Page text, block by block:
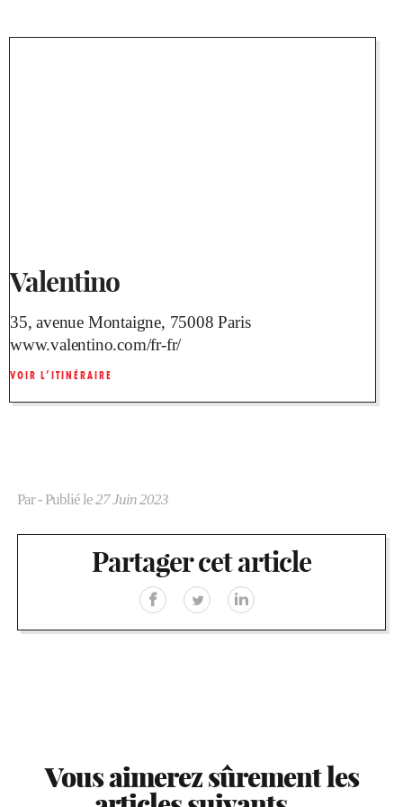
Valentino
35, avenue Montaigne, 75008 Paris
www.valentino.com/fr-fr/
VOIR L’ITINÉRAIRE
Par- Publié le27 Juin 2023
Partager cet article
Vous aimerez sûrement les